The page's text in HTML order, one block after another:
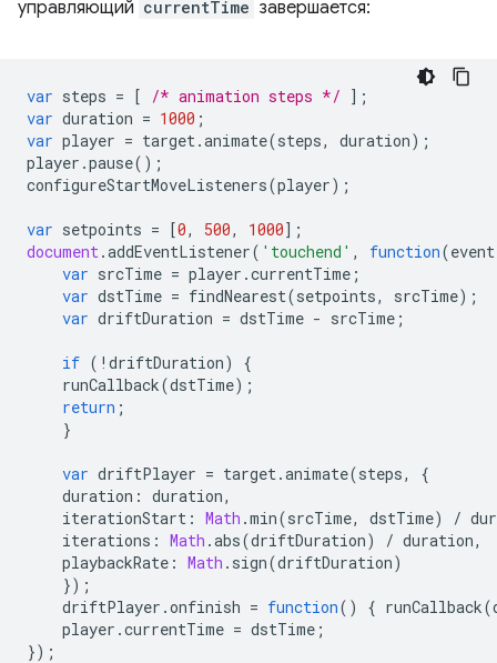
управляющий currentTime завершается:
var steps = [ /* animation steps */ ];
var duration = 1000 ;
var player = target.animate(steps, duration);
player .pause();
configureStartMoveListeners(player);
var setpoints = [0, 500, 1000];
document.addEventListener( 'touchend' , function(event
var srcTime = player .currentTime ;
var dstTime = findNearest(setpoints, srcTime);
var driftDuration = dstTime - srcTime ;
if ( ! driftDuration)
{
runCallback(dstTime);
return ;
}
var driftPlayer = target.animate(steps,
{
duration : duration,
iterationStart : Math .min(srcTime, dstTime) /
iterations : Math .abs(driftDuration) / duration,
playbackRate : Math . sign(driftDuration)
});
driftPlayer .onfinish = function() { runCallback(
player .currentTime = dstTime ;
});